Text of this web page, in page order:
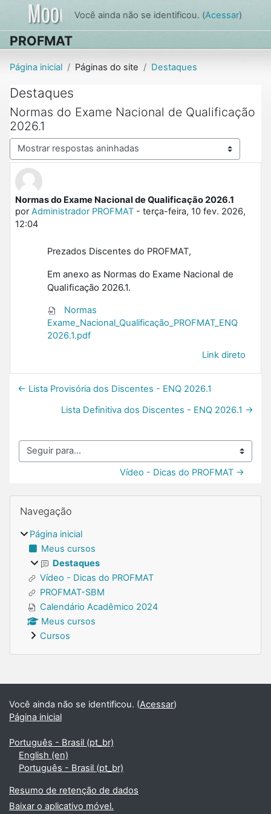
Ir para o conteúdo principal
Você ainda não se identificou. (Acessar)
PROFMAT
Página inicial Páginas do site Destaques
Destaques
Normas do Exame Nacional de Qualificação
2026.1
Modo de visualização
Normas do Exame Nacional de Qualificação 2026.1
porAdministrador PROFMAT - terça-feira, 10 fev. 2026,
12:04
Número de respostas: 0
Prezados Discentes do PROFMAT,
Em anexo as Normas do Exame Nacional de
Qualificação 2026.1.
Normas
Exame_Nacional_Qualificação_PROFMAT_ENQ
2026.1.pdf
Link direto
← Lista Provisória dos Discentes - ENQ 2026.1
Lista Definitiva dos Discentes - ENQ 2026.1 →
Seguir para...
Vídeo - Dicas do PROFMAT →
Blocos
Navegação
Página inicial
Meus cursos
Destaques
Vídeo - Dicas do PROFMAT
PROFMAT-SBM
Calendário Acadêmico 2024
Meus cursos
Cursos
Blocos suplementares
Você ainda não se identificou. (Acessar)
Página inicial
Português - Brasil ‎(pt_br)‎
English ‎(en)‎
Português - Brasil ‎(pt_br)‎
Resumo de retenção de dados
Baixar o aplicativo móvel.